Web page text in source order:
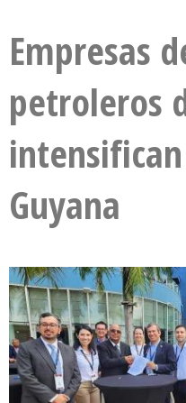
Empresas
petroleros
Guyana